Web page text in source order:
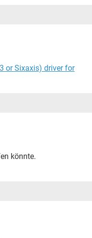
or Sixaxis) driver for
könnte.